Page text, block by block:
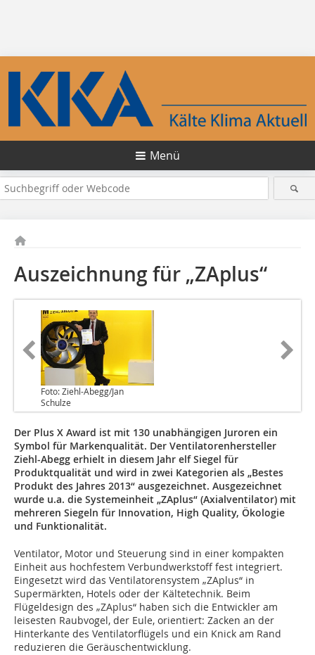
Menü
Auszeichnung für „ZAplus“
Foto: Ziehl-Abegg/Jan
Schulze
Der Plus X Award ist mit 130 unabhängigen Juroren ein
Symbol für Markenqualität. Der Ventilatorenhersteller
Ziehl-Abegg erhielt in diesem Jahr elf Siegel für
Produktqualität und wird in zwei Kategorien als „Bestes
Produkt des Jahres 2013“ ausgezeichnet. Ausgezeichnet
wurde u.a. die Systemeinheit „ZAplus“ (Axialventilator) mit
mehreren Siegeln für Innovation, High Quality, Ökologie
und Funktionalität.
Ventilator, Motor und Steuerung sind in einer kompakten
Einheit aus hochfestem Verbundwerkstoff fest integriert.
Eingesetzt wird das Ventilatorensystem „ZAplus“ in
Supermärkten, Hotels oder der Kältetechnik. Beim
Flügeldesign des „ZAplus“ haben sich die Entwickler am
leisesten Raubvogel, der Eule, orientiert: Zacken an der
Hinterkante des Ventilatorflügels und ein Knick am Rand
reduzieren die Geräuschentwicklung.